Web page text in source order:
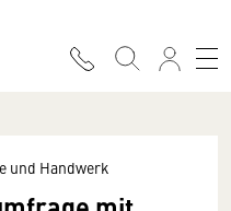
und Handwerk